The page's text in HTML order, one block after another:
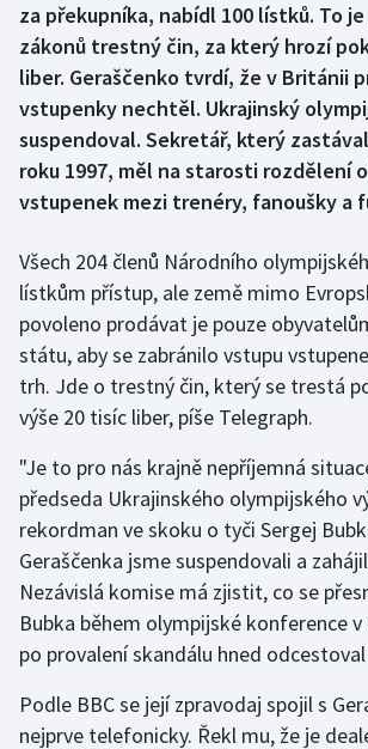
Dostihy
Florbal
Futsal
Golf
Gymnastika
Házená
Jezdectví
Krasobruslení
Lezení
Lyže a snowboard
Moderní pětiboj
Motorsport
za překupníka, nabídl 100 lístků. To
zákonů trestný čin, za který hrozí
liber. Geraščenko tvrdí, že v Británii
vstupenky nechtěl. Ukrajinský
suspendoval. Sekretář, který
roku 1997, měl na starosti rozdělení
vstupenek mezi trenéry, fanoušky a
Všech 204 členů Národního
lístkům přístup, ale země mimo
povoleno prodávat je pouze
státu, aby se zabránilo vstupu
trh. Jde o trestný čin, který se trestá
výše 20 tisíc liber, píše Telegraph.
"Je to pro nás krajně nepříjemná
předseda Ukrajinského olympijského
rekordman ve skoku o tyči Sergej
Geraščenka jsme suspendovali a
Nezávislá komise má zjistit, co se
Bubka během olympijské konference
po provalení skandálu hned
Podle BBC se její zpravodaj spojil s
nejprve telefonicky. Řekl mu, že je